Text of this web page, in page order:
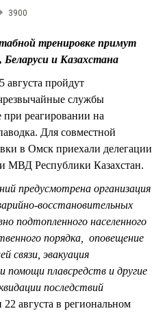
3900
тренировке примут
Беларуси и Казахстана
августа пройдут
службы
при реагировании на
Для совместной
в Омск приехали делегации
МВД Республики Казахстан.
предусмотрена организация
восстановительных
подтопленного населенного
порядка, оповещение
связи, эвакуация
помощи плавсредств и другие
последствий
августа в региональном